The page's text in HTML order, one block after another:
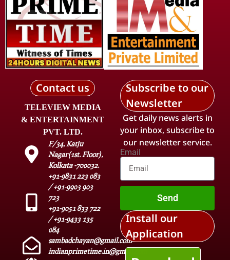
Contact us
TELEVIEW MEDIA
& ENTERTAINMENT
PVT. LTD.
F/34, Katju
Nagar(1st. Floor),
Kolkata -700032.
+91-9831 223 083
/ +91-9903 903
723
+91-9051 833 722
/ +91-9433 135
084
sambadchayan@gmail.com
indianprimetime.in@gmail.com
Subscribe to our
Newsletter
Get daily news alerts in
your inbox, subscribe to
our newsletter service.
Email
Send
Install our
Application